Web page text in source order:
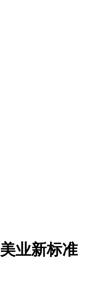
业新标准